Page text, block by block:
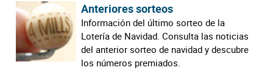
Anteriores sorteos
Información del último sorteo de la
Lotería de Navidad. Consulta las noticias
del anterior sorteo de navidad y descubre
los números premiados.